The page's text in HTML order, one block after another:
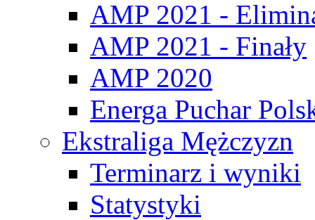
AMP 2021 -
AMP 2021 - Finały
AMP 2020
Energa Puchar
Ekstraliga Mężczyzn
Terminarz i wyniki
Statystyki